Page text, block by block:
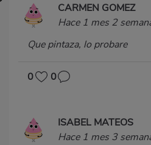
CARMEN GOMEZ
Hace 1 mes 2
Que pintaza, lo probare
0 0
ISABEL MATEOS
Hace 1 mes 3